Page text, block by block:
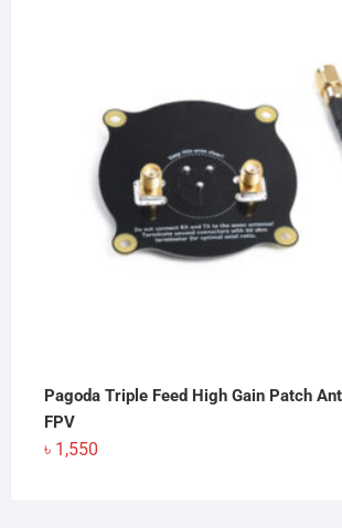
Pagoda Triple Feed High Gain Patch
FPV
৳ 1,550